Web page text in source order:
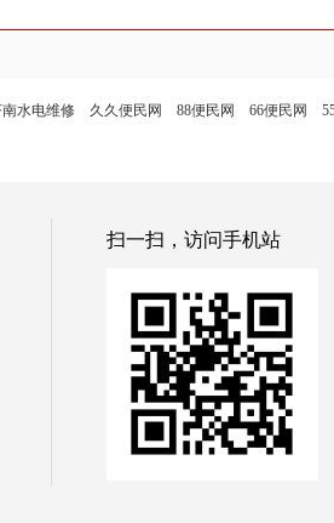
水电维修 久久便民网 88便民网 66便民网
扫一扫，访问手机站